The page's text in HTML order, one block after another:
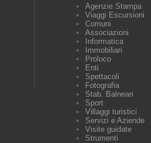
Agenzie Stampa
Viaggi Escursioni
Comuni
Associazioni
Informatica
Immobiliari
Proloco
Enti
Spettacoli
Fotografia
Stab. Balneari
Sport
Villaggi turistici
Servizi e Aziende
Visite guidate
Strumenti